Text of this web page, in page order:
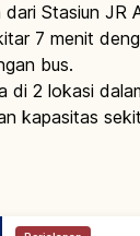
Stasiun JR
7 menit
bus.
di 2 lokasi
kapasitas